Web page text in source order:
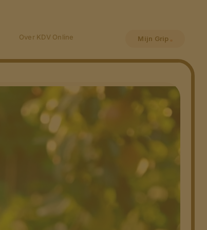
Over KDV Online Mijn Grip